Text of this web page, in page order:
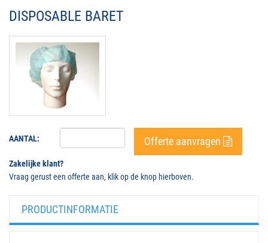
DISPOSABLE BARET
AANTAL: Offerte aanvragen
Zakelijke klant?
Vraag gerust een offerte aan, klik op de knop hierboven.
PRODUCTINFORMATIE